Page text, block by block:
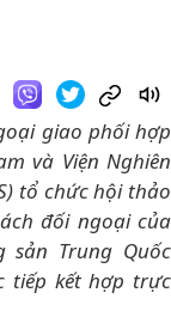
giao phối hợp
và Viện Nghiên
tổ chức hội thảo
đối ngoại của
sản Trung Quốc
tiếp kết hợp trực